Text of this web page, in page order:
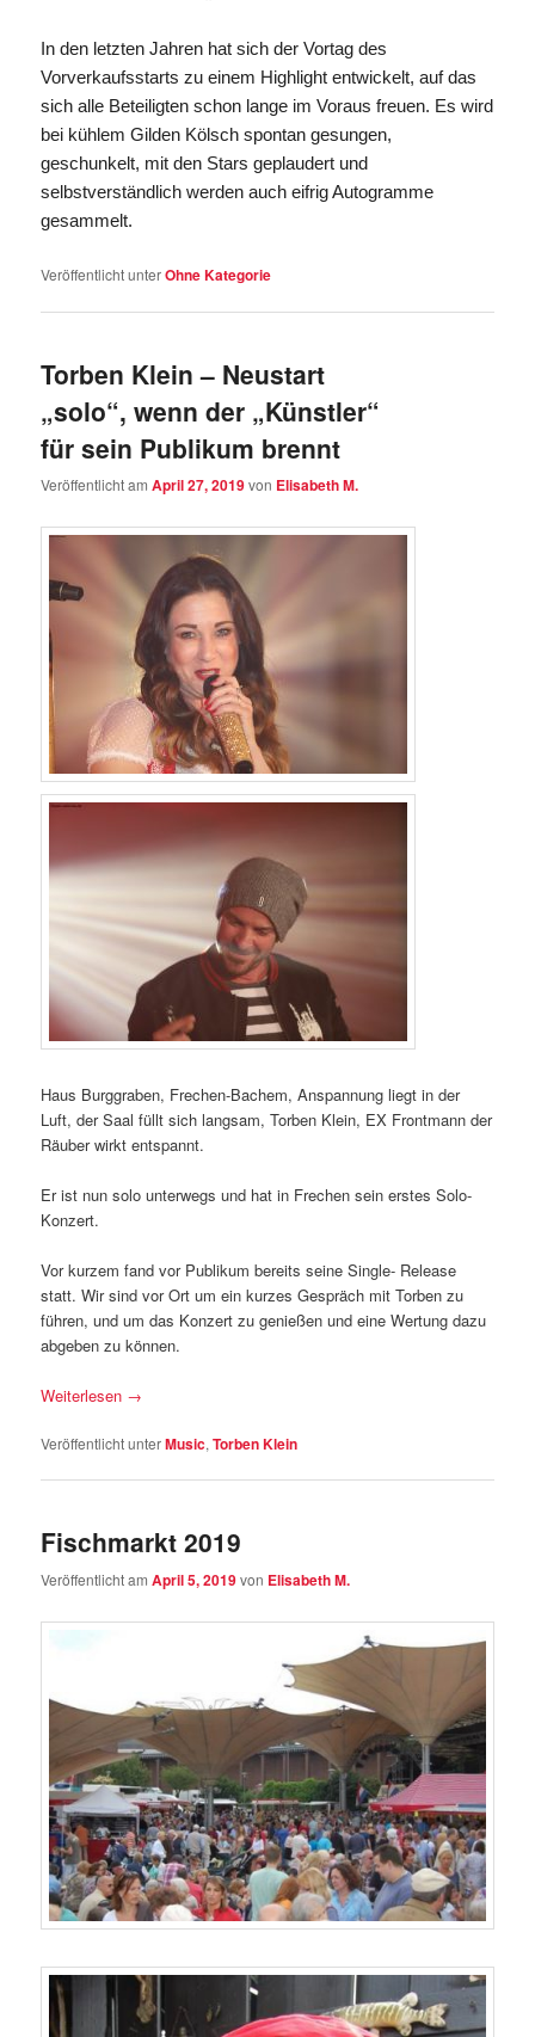
In den letzten Jahren hat sich der Vortag des
Vorverkaufsstarts zu einem Highlight entwickelt, auf das
sich alle Beteiligten schon lange im Voraus freuen. Es wird
bei kühlem Gilden Kölsch spontan gesungen,
geschunkelt, mit den Stars geplaudert und
selbstverständlich werden auch eifrig Autogramme
gesammelt.
Veröffentlicht unterOhne Kategorie
Torben Klein – Neustart
„solo“, wenn der „Künstler“
für sein Publikum brennt
Veröffentlicht amApril 27, 2019von Elisabeth M.
Haus Burggraben, Frechen-Bachem, Anspannung liegt in der
Luft, der Saal füllt sich langsam, Torben Klein, EX Frontmann der
Räuber wirkt entspannt.
Er ist nun solo unterwegs und hat in Frechen sein erstes Solo-
Konzert.
Vor kurzem fand vor Publikum bereits seine Single- Release
statt. Wir sind vor Ort um ein kurzes Gespräch mit Torben zu
führen, und um das Konzert zu genießen und eine Wertung dazu
abgeben zu können.
Weiterlesen →
Veröffentlicht unterMusic,Torben Klein
Fischmarkt 2019
Veröffentlicht amApril 5, 2019von Elisabeth M.